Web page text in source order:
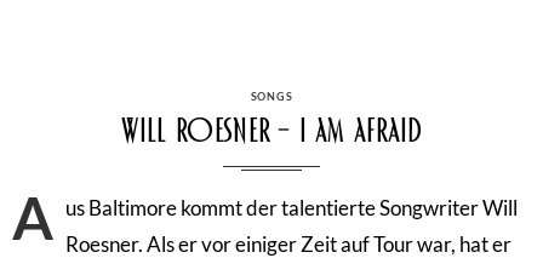
CATEGORIES
SONGS
Will Roesner – I Am Afraid
A us Baltimore kommt der talentierte Songwriter Will
Roesner. Als er vor einiger Zeit auf Tour war, hat er